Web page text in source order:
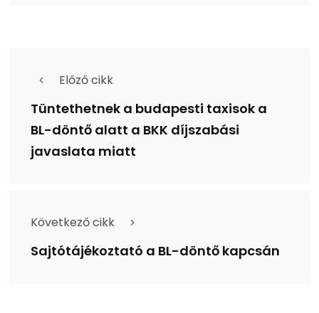
Előző cikk
Tüntethetnek a budapesti taxisok a
BL-döntő alatt a BKK díjszabási
javaslata miatt
Következő cikk
Sajtótájékoztató a BL-döntő kapcsán